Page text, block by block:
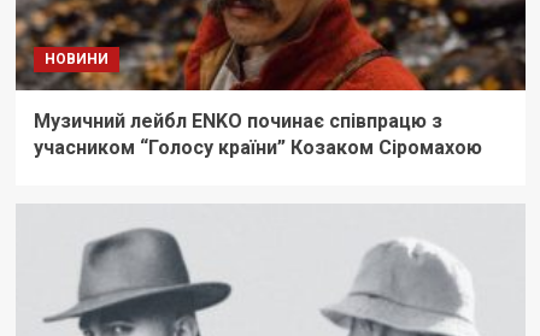
НОВИНИ
Музичний лейбл ENKO починає співпрацю з
учасником “Голосу країни” Козаком Сіромахою